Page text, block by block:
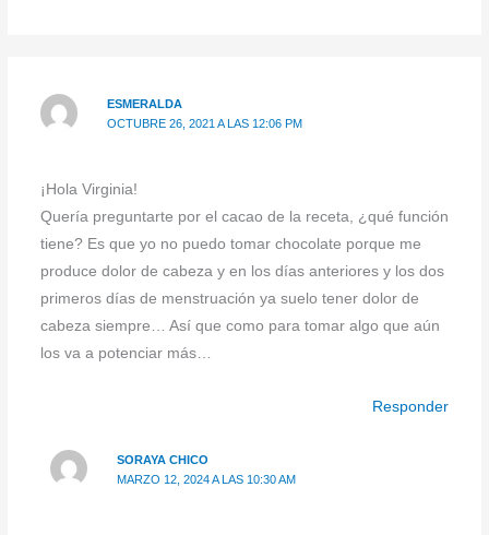
ESMERALDA
OCTUBRE 26, 2021 A LAS 12:06 PM
¡Hola Virginia!
Quería preguntarte por el cacao de la receta, ¿qué función
tiene? Es que yo no puedo tomar chocolate porque me
produce dolor de cabeza y en los días anteriores y los dos
primeros días de menstruación ya suelo tener dolor de
cabeza siempre… Así que como para tomar algo que aún
los va a potenciar más…
Responder
SORAYA CHICO
MARZO 12, 2024 A LAS 10:30 AM